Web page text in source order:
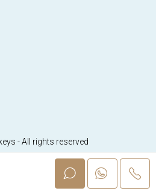
- All rights reserved